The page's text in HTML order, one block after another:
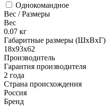
Однокомандное
Вес / Размеры
Вес
0.07 кг
Габаритные размеры (ШхВхГ)
18х93х62
Производитель
Гарантия производителя
2 года
Страна происхождения
Россия
Бренд